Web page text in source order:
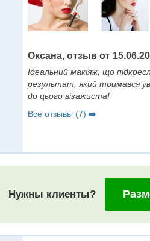
Оксана, отзыв от
Ідеальний макіяж, що
результат, який тримався
до цього візажиста!
Все отзывы (7) ➡️
Нужны клиенты?